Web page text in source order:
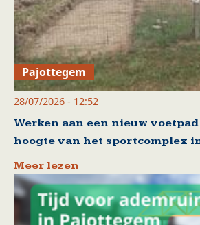
Pajottegem
28/07/2026 - 12:52
Werken aan een nieuw
hoogte van het sportcomplex
Meer lezen